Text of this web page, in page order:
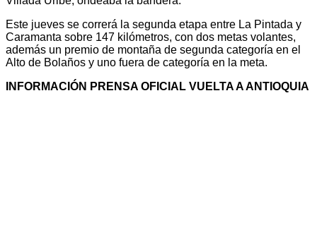
Este jueves se correrá la segunda etapa entre La Pintada y
Caramanta sobre 147 kilómetros, con dos metas volantes,
además un premio de montaña de segunda categoría en el
Alto de Bolaños y uno fuera de categoría en la meta.
INFORMACIÓN PRENSA OFICIAL VUELTA A ANTIOQUIA